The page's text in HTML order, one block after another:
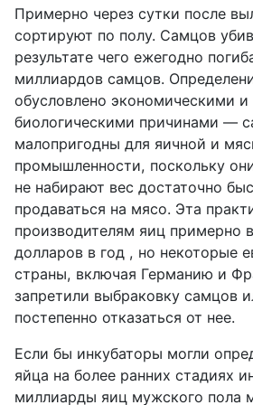
Примерно через сутки после
сортируют по полу. Самцов
результате чего ежегодно
миллиардов самцов.
обусловлено экономическими и
биологическими причинами —
малопригодны для яичной и
промышленности, поскольку
не набирают вес достаточно
продаваться на мясо. Эта
производителям яиц примерно
долларов в год , но некоторые
страны, включая Германию и
запретили выбраковку самцов
постепенно отказаться от нее.
Если бы инкубаторы могли
яйца на более ранних стадиях
миллиарды яиц мужского пола